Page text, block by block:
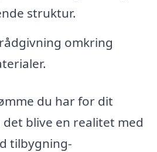
struktur.
omkring
du har for dit
blive en realitet med
tilbygning-